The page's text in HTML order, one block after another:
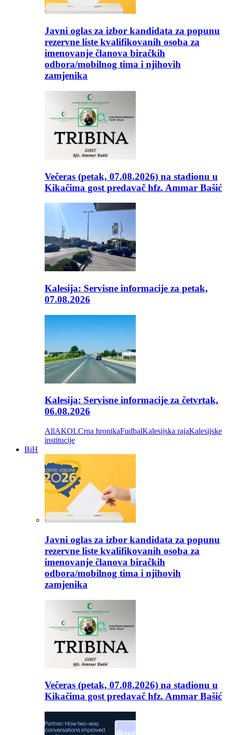
Javni oglas za izbor kandidata za popunu
rezervne liste kvalifikovanih osoba za
imenovanje članova biračkih
odbora/mobilnog tima i njihovih
zamjenika
Večeras (petak, 07.08.2026) na stadionu u
Kikačima gost predavač hfz. Ammar Bašić
Kalesija: Servisne informacije za petak,
07.08.2026
Kalesija: Servisne informacije za četvrtak,
06.08.2026
AllAKOLCrna hronikaFudbalKalesijska rajaKalesijske
institucije
BiH
Javni oglas za izbor kandidata za popunu
rezervne liste kvalifikovanih osoba za
imenovanje članova biračkih
odbora/mobilnog tima i njihovih
zamjenika
Večeras (petak, 07.08.2026) na stadionu u
Kikačima gost predavač hfz. Ammar Bašić